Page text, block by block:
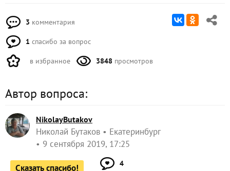
3 комментария
1 спасибо за вопрос
в избранное 3848 просмотров
Автор вопроса:
NikolayButakov
Николай Бутаков
Екатеринбург
9 сентября 2019, 17:25
Сказать спасибо! 4